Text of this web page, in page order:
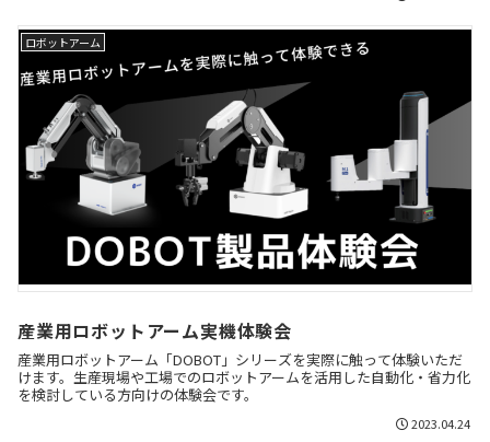
ロボットアーム
産業用ロボットアーム実機体験会
産業用ロボットアーム「DOBOT」シリーズを実際に触って体験いただ
けます。生産現場や工場でのロボットアームを活用した自動化・省力化
を検討している方向けの体験会です。
2023.04.24